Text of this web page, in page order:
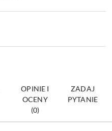
OPINIE I
OCENY
(0)
ZADAJ
PYTANIE